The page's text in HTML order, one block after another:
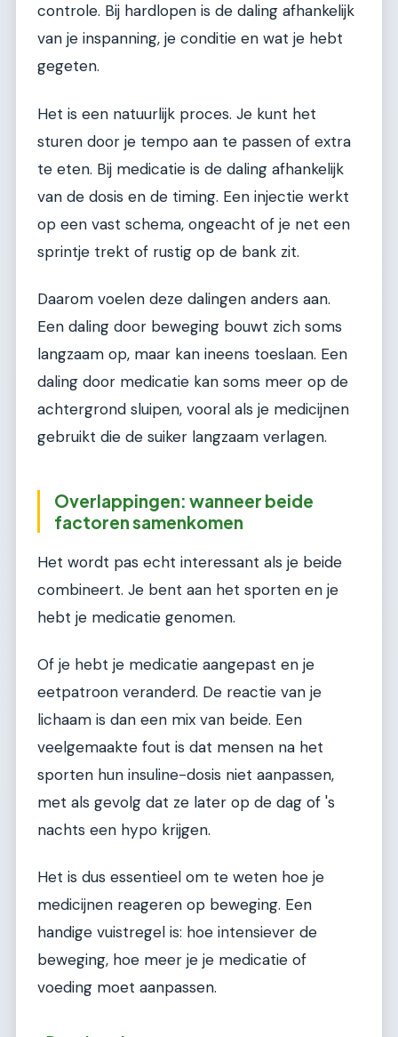
controle. Bij hardlopen is de daling afhankelijk
van je inspanning, je conditie en wat je hebt
gegeten.
Het is een natuurlijk proces. Je kunt het
sturen door je tempo aan te passen of extra
te eten. Bij medicatie is de daling afhankelijk
van de dosis en de timing. Een injectie werkt
op een vast schema, ongeacht of je net een
sprintje trekt of rustig op de bank zit.
Daarom voelen deze dalingen anders aan.
Een daling door beweging bouwt zich soms
langzaam op, maar kan ineens toeslaan. Een
daling door medicatie kan soms meer op de
achtergrond sluipen, vooral als je medicijnen
gebruikt die de suiker langzaam verlagen.
Overlappingen: wanneer beide
factoren samenkomen
Het wordt pas echt interessant als je beide
combineert. Je bent aan het sporten en je
hebt je medicatie genomen.
Of je hebt je medicatie aangepast en je
eetpatroon veranderd. De reactie van je
lichaam is dan een mix van beide. Een
veelgemaakte fout is dat mensen na het
sporten hun insuline-dosis niet aanpassen,
met als gevolg dat ze later op de dag of 's
nachts een hypo krijgen.
Het is dus essentieel om te weten hoe je
medicijnen reageren op beweging. Een
handige vuistregel is: hoe intensiever de
beweging, hoe meer je je medicatie of
voeding moet aanpassen.